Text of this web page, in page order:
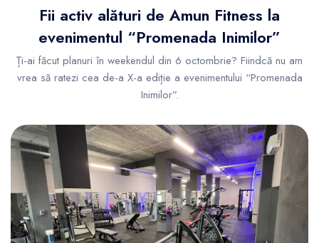
Fii activ alături de Amun Fitness la
evenimentul “Promenada Inimilor”
Ți-ai făcut planuri în weekendul din 6 octombrie? Fiindcă nu am
vrea să ratezi cea de-a X-a ediție a evenimentului “Promenada
Inimilor”.